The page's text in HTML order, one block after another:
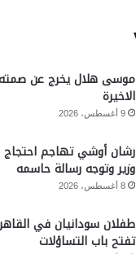
موسى هلال يخرج عن صمته
الاخيرة
9 أغسطس، 2026
رشان أوشي تهاجم احتجاج
وزير وتوجه رسالة حاسمه
8 أغسطس، 2026
طفلان سودانيان في
تفتح باب التساؤلات